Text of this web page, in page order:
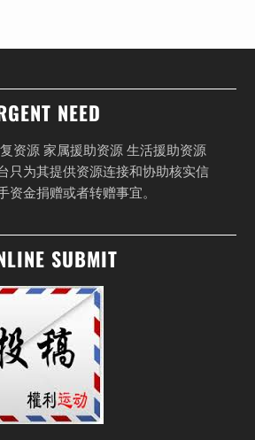
NEED
资源 家属援助资源 生活援助资源
只为其提供资源连接和协助核实信
资金捐赠或者转赠事宜。
SUBMIT